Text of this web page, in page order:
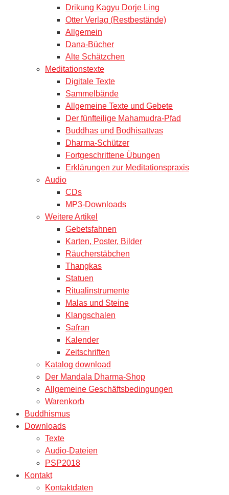
Drikung Kagyu Dorje Ling
Otter Verlag (Restbestände)
Allgemein
Dana-Bücher
Alte Schätzchen
Meditationstexte
Digitale Texte
Sammelbände
Allgemeine Texte und Gebete
Der fünfteilige Mahamudra-Pfad
Buddhas und Bodhisattvas
Dharma-Schützer
Fortgeschrittene Übungen
Erklärungen zur Meditationspraxis
Audio
CDs
MP3-Downloads
Weitere Artikel
Gebetsfahnen
Karten, Poster, Bilder
Räucherstäbchen
Thangkas
Statuen
Ritualinstrumente
Malas und Steine
Klangschalen
Safran
Kalender
Zeitschriften
Katalog download
Der Mandala Dharma-Shop
Allgemeine Geschäftsbedingungen
Warenkorb
Buddhismus
Downloads
Texte
Audio-Dateien
PSP2018
Kontakt
Kontaktdaten